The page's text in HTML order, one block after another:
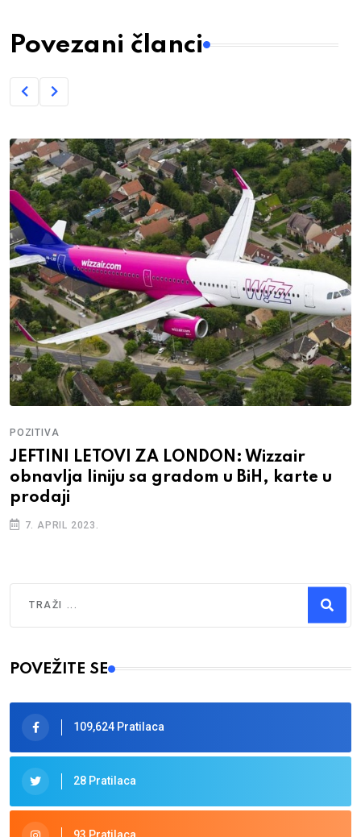
Povezani članci
POZITIVA
JEFTINI LETOVI ZA LONDON: Wizzair
obnavlja liniju sa gradom u BiH, karte u
prodaji
7. APRIL 2023.
Type 2 or more characters for results.
POVEŽITE SE
109,624 Pratilaca
28 Pratilaca